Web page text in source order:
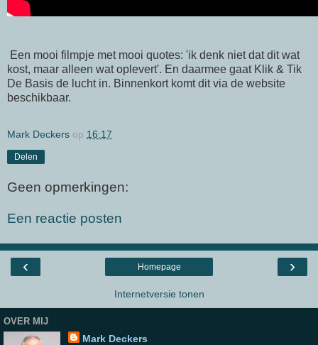
Een mooi filmpje met mooi quotes: 'ik denk niet dat dit wat
kost, maar alleen wat oplevert'. En daarmee gaat Klik & Tik
De Basis de lucht in. Binnenkort komt dit via de website
beschikbaar.
Mark Deckers op 16:17
Delen
Geen opmerkingen:
Een reactie posten
‹ ›
Homepage
Internetversie tonen
OVER MIJ
Mark Deckers